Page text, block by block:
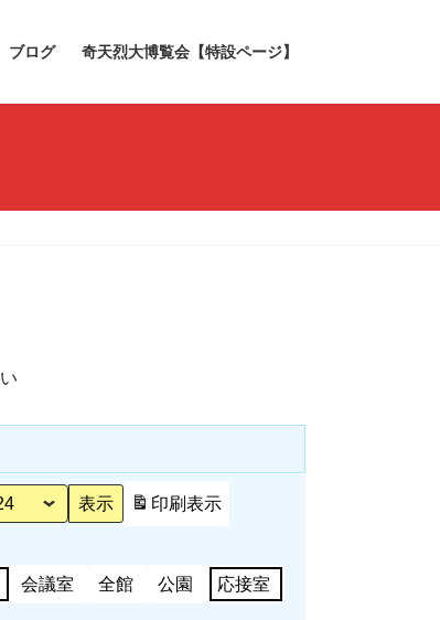
ブログ 奇天烈大博覧会【特設ページ】
印刷表示
会議室 全館 公園 応接室